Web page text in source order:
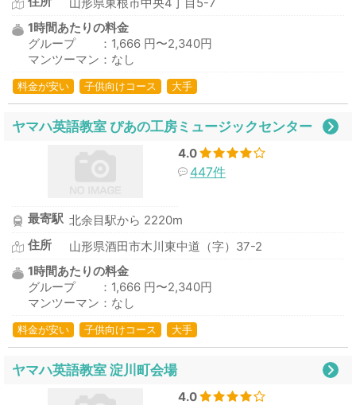
山形県東根市中央4丁目5-7
1時間あたりの料金
グループ ：1,666 円〜2,340円
マンツーマン：なし
料金が安い 子供向けコース 大手
ヤマハ英語教室 ぴあの工房ミュージックセンター
4.0
447件
最寄駅 北余目駅から 2220m
住所
山形県酒田市木川東中道（字）37-2
1時間あたりの料金
グループ ：1,666 円〜2,340円
マンツーマン：なし
料金が安い 子供向けコース 大手
ヤマハ英語教室 淀川町会場
4.0